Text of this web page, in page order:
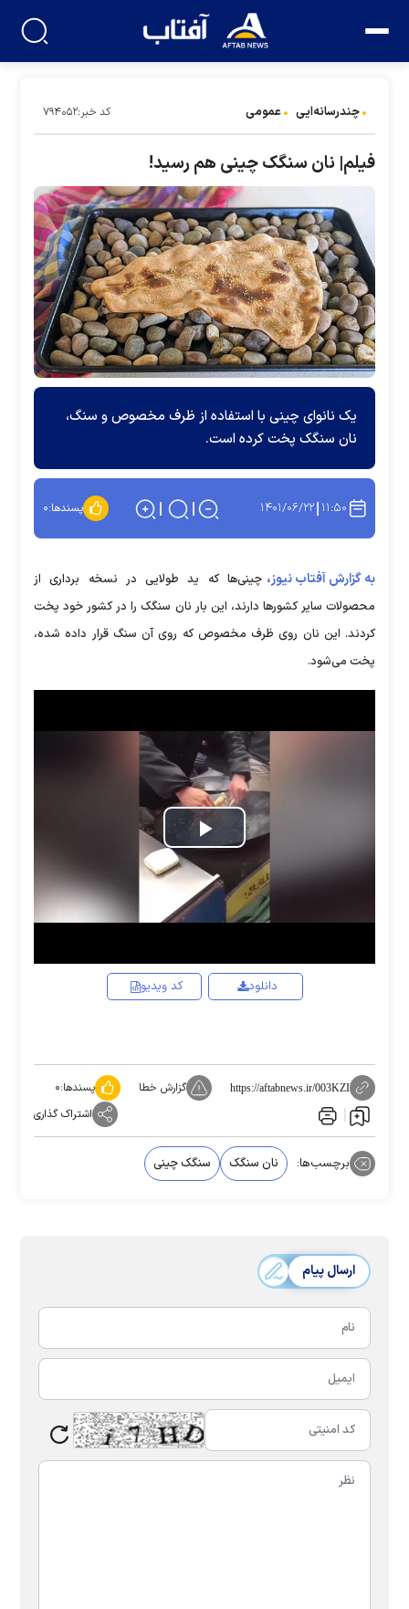
چندرسانه‌ایی عمومی کد خبر:۷۹۴۰۵۲
فیلم| نان سنگک چینی هم رسید!
یک نانوای چینی با استفاده از ظرف مخصوص و سنگ،
نان سنگک پخت کرده است.
۱۱:۵۰ ۱۴۰۱/۰۶/۲۲ پسندها:۰
به گزارش آفتاب نیوز، چینی‌ها که ید طولایی در نسخه برداری از
محصولات سایر کشورها دارند، این بار نان سنگک را در کشور خود پخت
کردند. این نان روی ظرف مخصوص که روی آن سنگ قرار داده شده،
پخت می‌شود.
Play
Video
کد ویدیو دانلود
https://aftabnews.ir/003KZI گزارش خطا پسندها:۰
اشتراک گذاری
برچسب‌ها: نان سنگک سنگک چینی
ارسال پیام